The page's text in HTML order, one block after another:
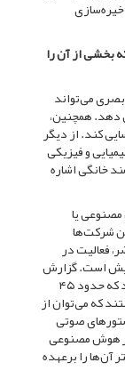
بخشی از آن را
می‌تواند
دهد. همچنین،
کند. از دیگر
و فیزیکی
خانگی اشاره
یا
شرکت‌ها
فعالیت در
است. گزارش
سال گذشته‌ی نیویورک‌تایمز به این نکته اشاره می‌کند که حدود ۴۵
که می‌توان از
صوتی
هوش مصنوعی
آن‌ها را برعهده